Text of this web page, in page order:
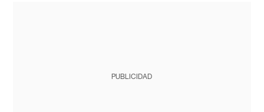
PUBLICIDAD